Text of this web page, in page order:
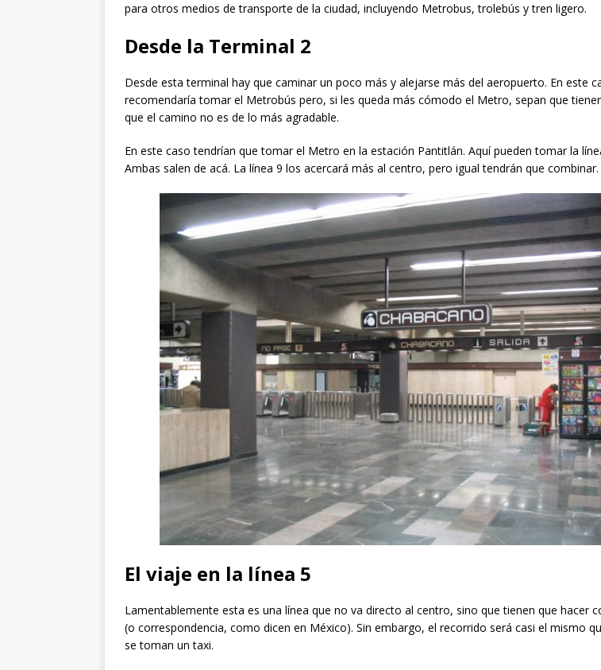
para otros medios de transporte de la ciudad, incluyendo Metrobus, trolebús y tren ligero.
Desde la Terminal 2
Desde esta terminal hay que caminar un poco más y alejarse más del aeropuerto. En este
recomendaría tomar el Metrobús pero, si les queda más cómodo el Metro, sepan que
que el camino no es de lo más agradable.
En este caso tendrían que tomar el Metro en la estación Pantitlán. Aquí pueden tomar la
Ambas salen de acá. La línea 9 los acercará más al centro, pero igual tendrán que combinar.
El viaje en la línea 5
Lamentablemente esta es una línea que no va directo al centro, sino que tienen que hacer
(o correspondencia, como dicen en México). Sin embargo, el recorrido será casi el mismo
se toman un taxi.